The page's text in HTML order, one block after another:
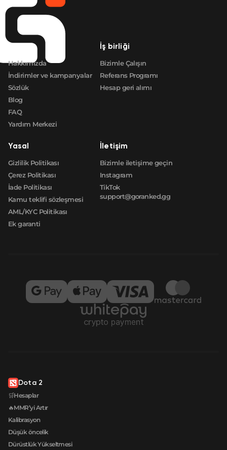
Şirket
Hakkımızda
İndirimler ve kampanyalar
Sözlük
Blog
FAQ
Yardım Merkezi
İş birliği
Bizimle Çalışın
Referans Programı
Hesap geri alımı
Yasal
Gizlilik Politikası
Çerez Politikası
İade Politikası
Kamu teklifi sözleşmesi
AML/KYC Politikası
Ek garanti
İletişim
Bizimle iletişime geçin
Instagram
TikTok
support@goranked.gg
Dota 2
🛒Hesaplar
🔥MMR’yi Artır
Kalibrasyon
Düşük öncelik
Dürüstlük Yükseltmesi